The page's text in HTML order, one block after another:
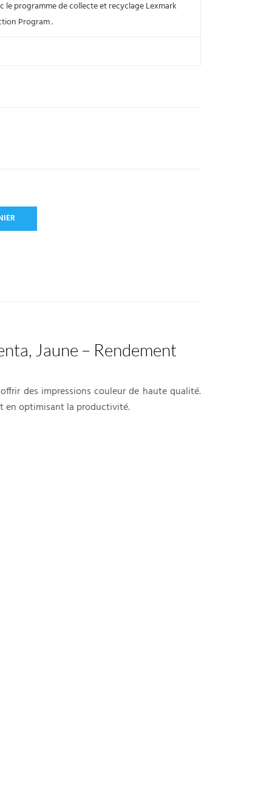
le programme de collecte et recyclage Lexmark
Program .
Jaune – Rendement
des impressions couleur de haute qualité.
en optimisant la productivité.